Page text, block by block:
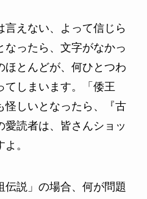
言えない、よって信じら
なったら、文字がなかっ
ほとんどが、何ひとつわ
てしまいます。「倭王
怪しいとなったら、『古
読者は、皆さんショッ
。
伝説」の場合、何が問題